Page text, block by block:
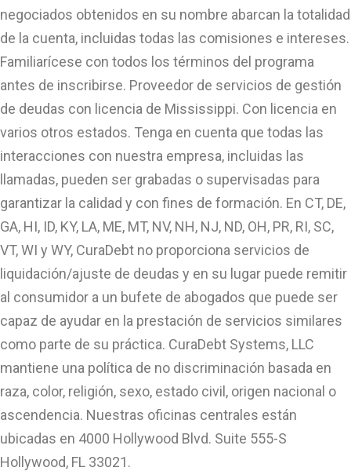
negociados obtenidos en su nombre abarcan la totalidad
de la cuenta, incluidas todas las comisiones e intereses.
Familiarícese con todos los términos del programa
antes de inscribirse. Proveedor de servicios de gestión
de deudas con licencia de Mississippi. Con licencia en
varios otros estados. Tenga en cuenta que todas las
interacciones con nuestra empresa, incluidas las
llamadas, pueden ser grabadas o supervisadas para
garantizar la calidad y con fines de formación. En CT, DE,
GA, HI, ID, KY, LA, ME, MT, NV, NH, NJ, ND, OH, PR, RI, SC,
VT, WI y WY, CuraDebt no proporciona servicios de
liquidación/ajuste de deudas y en su lugar puede remitir
al consumidor a un bufete de abogados que puede ser
capaz de ayudar en la prestación de servicios similares
como parte de su práctica. CuraDebt Systems, LLC
mantiene una política de no discriminación basada en
raza, color, religión, sexo, estado civil, origen nacional o
ascendencia. Nuestras oficinas centrales están
ubicadas en 4000 Hollywood Blvd. Suite 555-S
Hollywood, FL 33021.